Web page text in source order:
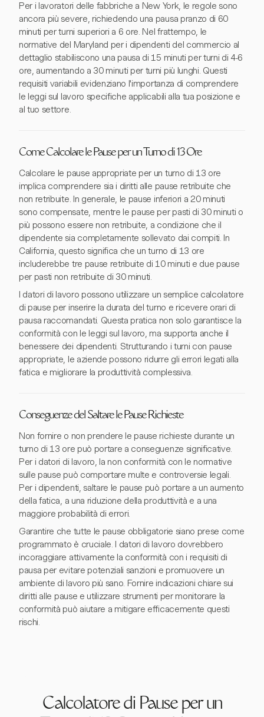
Per i lavoratori delle fabbriche a New York, le regole sono
ancora più severe, richiedendo una pausa pranzo di 60
minuti per turni superiori a 6 ore. Nel frattempo, le
normative del Maryland per i dipendenti del commercio al
dettaglio stabiliscono una pausa di 15 minuti per turni di 4-6
ore, aumentando a 30 minuti per turni più lunghi. Questi
requisiti variabili evidenziano l'importanza di comprendere
le leggi sul lavoro specifiche applicabili alla tua posizione e
al tuo settore.
Come Calcolare le Pause per un Turno di 13 Ore
Calcolare le pause appropriate per un turno di 13 ore
implica comprendere sia i diritti alle pause retribuite che
non retribuite. In generale, le pause inferiori a 20 minuti
sono compensate, mentre le pause per pasti di 30 minuti o
più possono essere non retribuite, a condizione che il
dipendente sia completamente sollevato dai compiti. In
California, questo significa che un turno di 13 ore
includerebbe tre pause retribuite di 10 minuti e due pause
per pasti non retribuite di 30 minuti.
I datori di lavoro possono utilizzare un semplice calcolatore
di pause per inserire la durata del turno e ricevere orari di
pausa raccomandati. Questa pratica non solo garantisce la
conformità con le leggi sul lavoro, ma supporta anche il
benessere dei dipendenti. Strutturando i turni con pause
appropriate, le aziende possono ridurre gli errori legati alla
fatica e migliorare la produttività complessiva.
Conseguenze del Saltare le Pause Richieste
Non fornire o non prendere le pause richieste durante un
turno di 13 ore può portare a conseguenze significative.
Per i datori di lavoro, la non conformità con le normative
sulle pause può comportare multe e controversie legali.
Per i dipendenti, saltare le pause può portare a un aumento
della fatica, a una riduzione della produttività e a una
maggiore probabilità di errori.
Garantire che tutte le pause obbligatorie siano prese come
programmato è cruciale. I datori di lavoro dovrebbero
incoraggiare attivamente la conformità con i requisiti di
pausa per evitare potenziali sanzioni e promuovere un
ambiente di lavoro più sano. Fornire indicazioni chiare sui
diritti alle pause e utilizzare strumenti per monitorare la
conformità può aiutare a mitigare efficacemente questi
rischi.
Calcolatore di Pause per un